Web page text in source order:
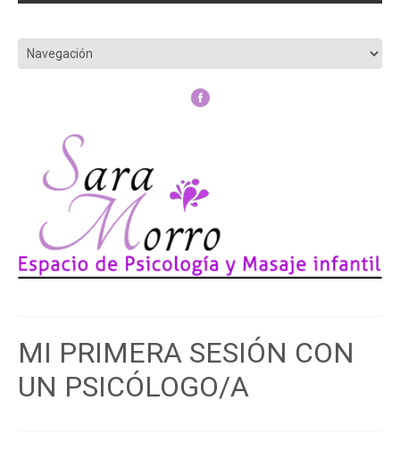
MI PRIMERA SESIÓN CON
UN PSICÓLOGO/A